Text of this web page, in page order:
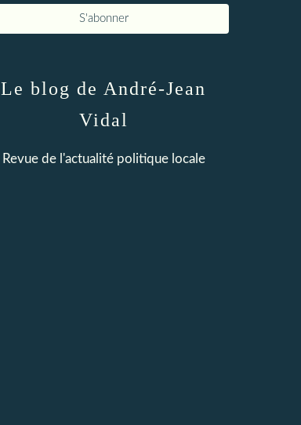
Le blog de André-Jean
Vidal
Revue de l'actualité politique locale